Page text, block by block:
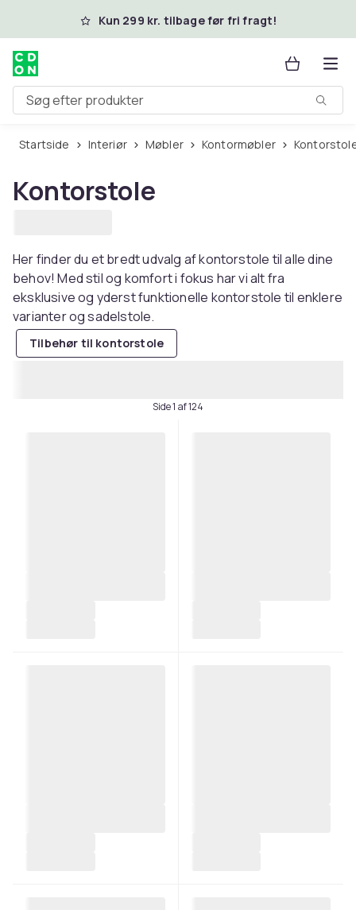
Spring til hovedindhold
Kun 299 kr. tilbage før fri fragt!
Søg efter produkter
Startside Interiør Møbler Kontormøbler
Kontorstole
Her finder du et bredt udvalg af kontorstole til alle dine
behov! Med stil og komfort i fokus har vi alt fra
eksklusive og yderst funktionelle kontorstole til enklere
varianter og sadelstole.
Tilbehør til kontorstole
Side 1 af 124